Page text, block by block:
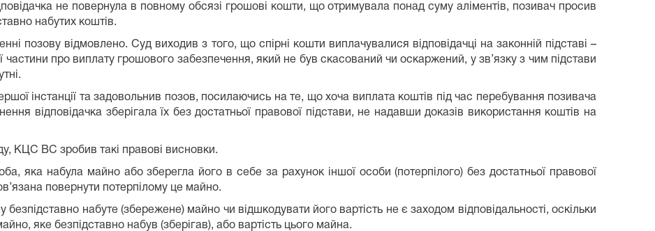
не повернула в повному обсязі грошові кошти, що отримувала понад суму аліментів, позивач просив
набутих коштів.
позову відмовлено. Суд виходив з того, що спірні кошти виплачувалися відповідачці на законній підставі –
частини про виплату грошового забезпечення, який не був скасований чи оскаржений, у зв’язку з чим підстави
інстанції та задовольнив позов, посилаючись на те, що хоча виплата коштів під час перебування позивача
відповідачка зберігала їх без достатньої правової підстави, не надавши доказів використання коштів на
КЦС ВС зробив такі правові висновки.
яка набула майно або зберегла його в себе за рахунок іншої особи (потерпілого) без достатньої правової
повернути потерпілому це майно.
набуте (збережене) майно чи відшкодувати його вартість не є заходом відповідальності, оскільки
яке безпідставно набув (зберігав), або вартість цього майна.